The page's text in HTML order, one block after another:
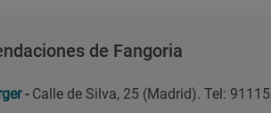
de Fangoria
- Calle de Silva, 25 (Madrid). Tel: